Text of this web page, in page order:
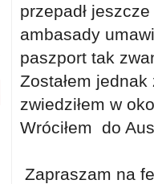
przepadł
ambasady
paszport tak
Zostałem
zwiedziłem w
Wróciłem do
Zapraszam na